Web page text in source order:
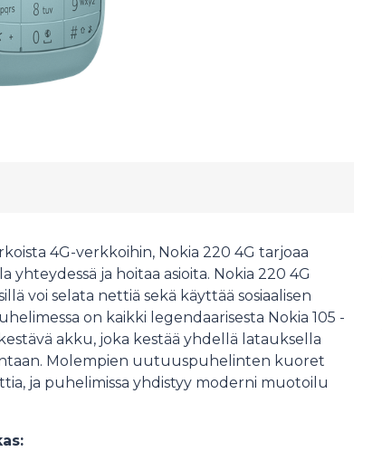
4G-verkkoihin, Nokia 220 4G tarjoaa
ja hoitaa asioita. Nokia 220 4G
voi selata nettiä sekä käyttää sosiaalisen
on kaikki legendaarisesta Nokia 105 -
akku, joka kestää yhdellä latauksella
Molempien uutuuspuhelinten kuoret
ja puhelimissa yhdistyy moderni muotoilu